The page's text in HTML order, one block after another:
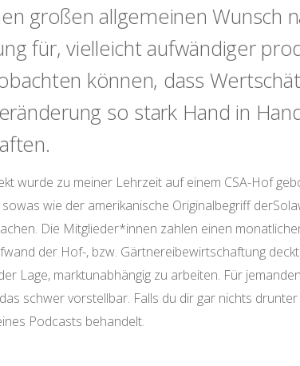
großen allgemeinen Wunsch
für, vielleicht aufwändiger
können, dass
so stark Hand in
wurde zu meiner Lehrzeit auf einem CSA-Hof
wie der amerikanische Originalbegriff
Die Mitglieder*innen zahlen einen
der Hof-, bzw. Gärtnereibewirtschaftung
Lage, marktunabhängig zu arbeiten. Für
schwer vorstellbar. Falls du dir gar nichts
Podcasts behandelt.